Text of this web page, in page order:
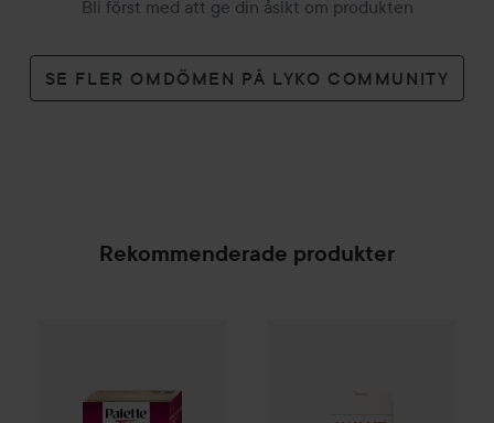
Bli först med att ge din åsikt om produkten
SE FLER OMDÖMEN PÅ LYKO COMMUNITY
Rekommenderade produkter